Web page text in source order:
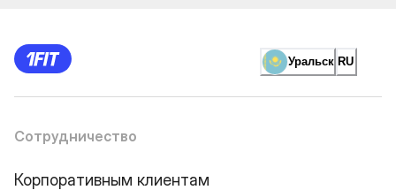
Уральск RU
Сотрудничество
Корпоративным клиентам